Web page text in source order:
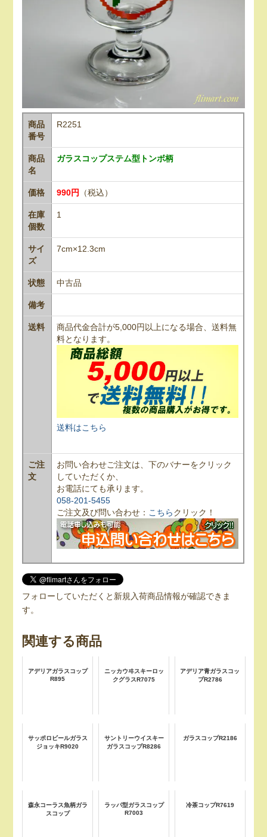
商品
番号
R2251
商品
名
ガラスコップステム型トンボ柄
価格 990円 （税込）
在庫
個数
1
サイ
ズ
7cm×12.3cm
状態 中古品
備考
送料
商品代金合計が5,000円以上になる場合、送料無
料となります。
送料はこちら
ご注
文
お問い合わせご注文は、下のバナーをクリック
していただくか、
お電話にても承ります。
058-201-5455
ご注文及び問い合わせ： こちらクリック！
フォローしていただくと新規入荷商品情報が確認できま
す。
関連する商品
アデリアガラスコップ
R895
ニッカウヰスキーロッ
クグラスR7075
アデリア青ガラスコッ
プR2786
サッポロビールガラス
ジョッキR9020
サントリーウイスキー
ガラスコップR8286
ガラスコップR2186
森永コーラス魚柄ガラ
スコップ
ラッパ型ガラスコップ
R7003
冷茶コップR7619